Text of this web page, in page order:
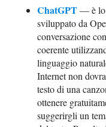
ChatGPT— è lo
sviluppato da
conversazione
coerente
linguaggio
Internet non
testo di una
ottenere
suggerirgli un